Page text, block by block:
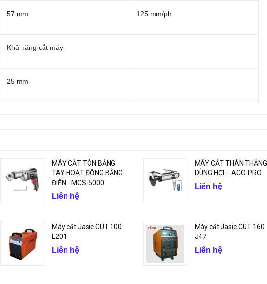
57 mm 125 mm/ph
Khả năng cắt máy
25 mm
MÁY CẮT TÔN BẰNG
TAY HOẠT ĐỘNG BẰNG
ĐIỆN - MCS-5000
Liên hệ
MÁY CẮT THÂN THẲNG
DÙNG HƠI - ACO-PRO
Liên hệ
Máy cắt Jasic CUT 100
L201
Liên hệ
Máy cắt Jasic CUT 160
J47
Liên hệ